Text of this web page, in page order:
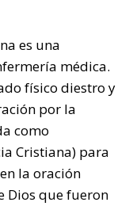
es una
médica.
físico diestro y
por la
como
Cristiana) para
la oración
Dios que fueron